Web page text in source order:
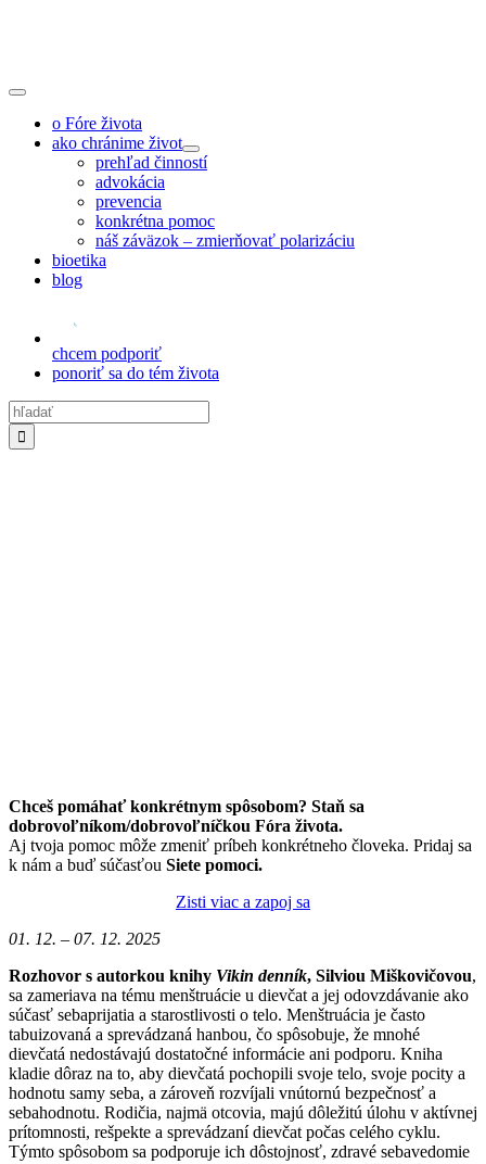
Toggle
Navigationo Fóre života
ako chránime život
prehľad činností
advokácia
prevencia
konkrétna pomoc
náš záväzok – zmierňovať polarizáciu
bioetika
blog
chcem podporiť
ponoriť sa do tém života
Hľadať:
Chceš pomáhať konkrétnym spôsobom? Staň sa
dobrovoľníkom/dobrovoľníčkou Fóra života.
Aj tvoja pomoc môže zmeniť príbeh konkrétneho človeka. Pridaj sa
k nám a buď súčasťou Siete pomoci.
Zisti viac a zapoj sa
01. 12. – 07. 12. 2025
Rozhovor s autorkou knihy Vikin denník, Silviou Miškovičovou,
sa zameriava na tému menštruácie u dievčat a jej odovzdávanie ako
súčasť sebaprijatia a starostlivosti o telo. Menštruácia je často
tabuizovaná a sprevádzaná hanbou, čo spôsobuje, že mnohé
dievčatá nedostávajú dostatočné informácie ani podporu. Kniha
kladie dôraz na to, aby dievčatá pochopili svoje telo, svoje pocity a
hodnotu samy seba, a zároveň rozvíjali vnútornú bezpečnosť a
sebahodnotu. Rodičia, najmä otcovia, majú dôležitú úlohu v aktívnej
prítomnosti, rešpekte a sprevádzaní dievčat počas celého cyklu.
Týmto spôsobom sa podporuje ich dôstojnosť, zdravé sebavedomie